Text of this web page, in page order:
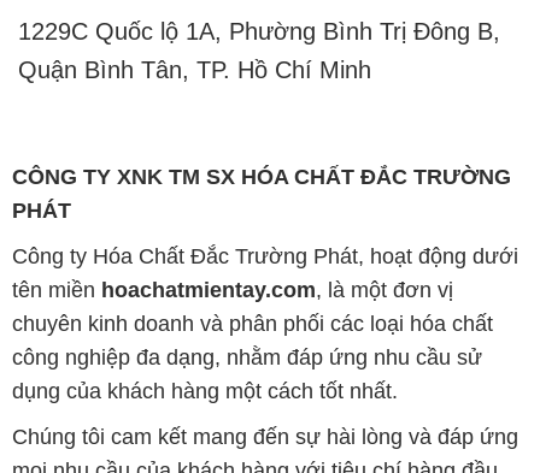
CÔNG TY XNK TM SX HÓA CHẤT ĐẮC TRƯỜNG
PHÁT
chuyên kinh doanh và phân phối các loại hóa chất
công nghiệp đa dạng, nhằm đáp ứng nhu cầu sử
dụng của khách hàng một cách tốt nhất.
Chúng tôi cam kết mang đến sự hài lòng và đáp ứng
mọi nhu cầu của khách hàng với tiêu chí hàng đầu.
Công ty chúng tôi hiện cung cấp những sản phẩm
hóa chất chất lượng cao với giá thành hợp lý, nhằm
đảm bảo sự thành công của khách hàng.